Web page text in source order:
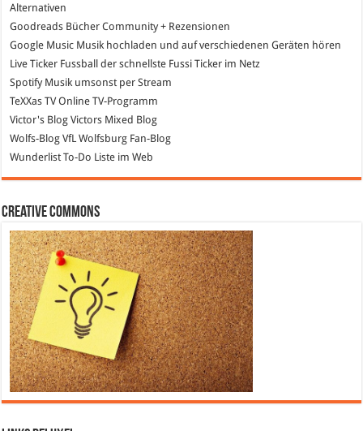
Alternativen
Goodreads Bücher Community + Rezensionen
Google Music Musik hochladen und auf verschiedenen Geräten hören
Live Ticker Fussball der schnellste Fussi Ticker im Netz
SpotifyMusik umsonst per Stream
TeXXas TVOnline TV-Programm
Victor's Blog Victors Mixed Blog
Wolfs-Blog VfL Wolfsburg Fan-Blog
Wunderlist To-Do Liste im Web
Creative Commons